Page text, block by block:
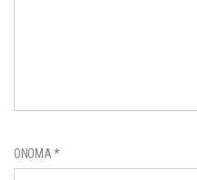
ΌΝΟΜΑ*